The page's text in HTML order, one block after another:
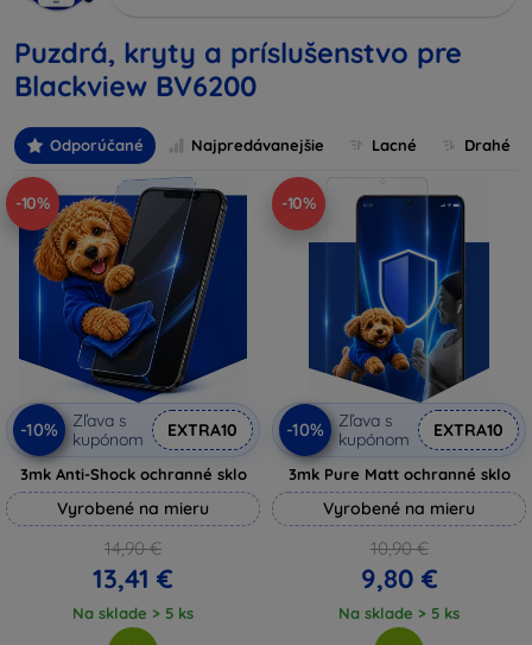
Puzdrá, kryty a príslušenstvo pre
Blackview BV6200
Odporúčané Najpredávanejšie Lacné Drahé
-10%
-10%
Zľava s
kupónom
EXTRA10
3mk Anti-Shock ochranné sklo
Vyrobené na mieru
14,90 €
13,41 €
Na sklade > 5 ks
-10%
-10%
Zľava s
kupónom
EXTRA10
3mk Pure Matt ochranné sklo
Vyrobené na mieru
10,90 €
9,80 €
Na sklade > 5 ks